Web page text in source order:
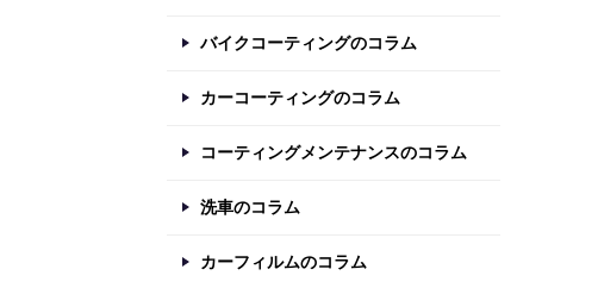
バイクコーティングのコラム
カーコーティングのコラム
コーティングメンテナンスのコラム
洗車のコラム
カーフィルムのコラム